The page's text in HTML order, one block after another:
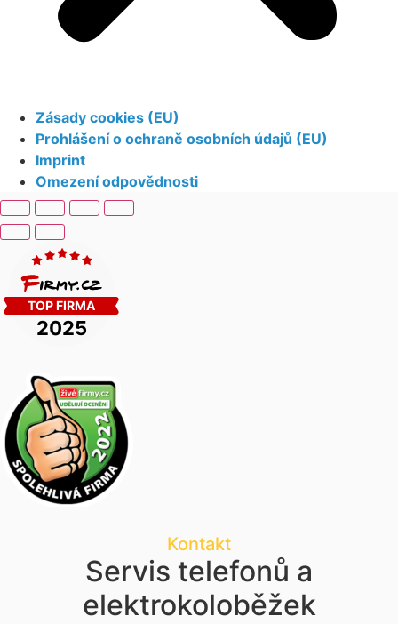
Zásady cookies (EU)
Prohlášení o ochraně osobních údajů (EU)
Imprint
Omezení odpovědnosti
Kontakt
Servis telefonů a
elektrokoloběžek